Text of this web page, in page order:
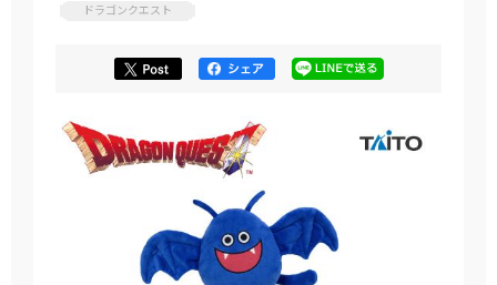
ドラゴンクエスト